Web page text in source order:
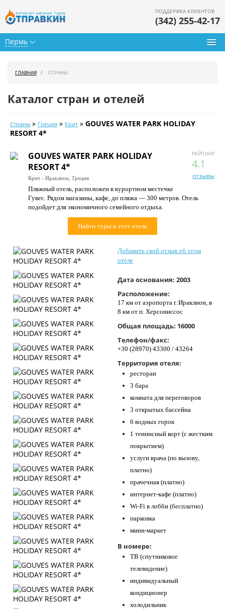
Пермь
ПОДДЕРЖКА КЛИЕНТОВ
(342) 255-42-17
Календарь туров
Цены дня
Страны
Как купить
ГЛАВНАЯ СТРАНЫ
Каталог стран и отелей
Страны » Греция » Крит » GOUVES WATER PARK HOLIDAY
RESORT 4*
РЕЙТИНГ
4.1
отзывы
GOUVES WATER PARK HOLIDAY
RESORT 4*
Крит - Ираклион, Греция
Пляжный отель, расположен в курортном местечке
Гувес. Рядом магазины, кафе, до пляжа — 300 метров. Отель
подойдет для экономичного семейного отдыха.
Найти туры в этот отель
Добавить свой отзыв об этом
отеле
Дата основания: 2003
Расположение:
17 км от аэропорта г. Ираклион, в
8 км от п. Херсониссос
Общая площадь: 16000
Телефон/факс:
+30 (28970) 43300 / 43264
Территория отеля:
ресторан
3 бара
комната для переговоров
3 открытых бассейна
6 водных горок
1 теннисный корт (с жестким
покрытием)
услуги врача (по вызову,
платно)
прачечная (платно)
интернет-кафе (платно)
Wi-Fi в лобби (бесплатно)
парковка
мини-маркет
В номере:
ТВ (спутниковое
телевидение)
индивидуальный
кондиционер
холодильник